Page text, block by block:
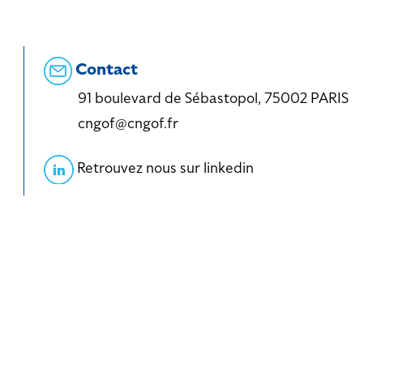
Contact
91 boulevard de Sébastopol, 75002 PARIS
cngof@cngof.fr
Retrouvez nous sur linkedin